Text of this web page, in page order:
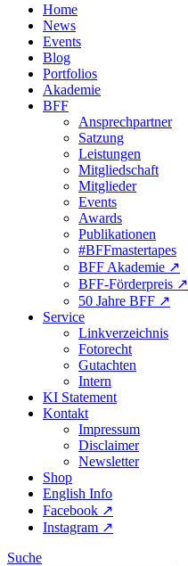
Home
News
Events
Blog
Portfolios
Akademie
BFF
Ansprechpartner
Satzung
Leistungen
Mitgliedschaft
Mitglieder
Events
Awards
Publikationen
#BFFmastertapes
BFF Akademie ↗︎
BFF-Förderpreis ↗︎
50 Jahre BFF ↗︎
Service
Linkverzeichnis
Fotorecht
Gutachten
Intern
KI Statement
Kontakt
Impressum
Disclaimer
Newsletter
Shop
English Info
Facebook ↗︎
Instagram ↗︎
Suche